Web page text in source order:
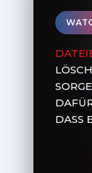
DASS